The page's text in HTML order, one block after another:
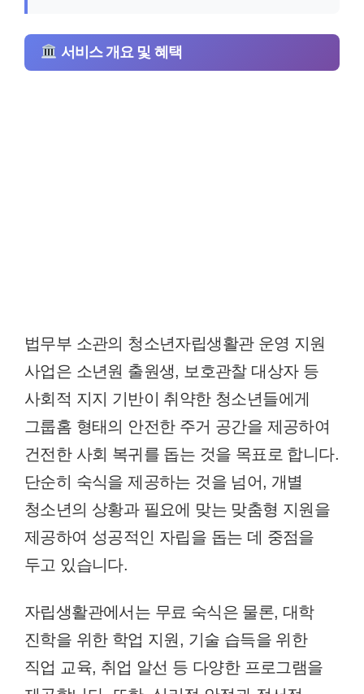
서비스 개요 및 혜택
법무부 소관의 청소년자립생활관 운영 지원
사업은 소년원 출원생, 보호관찰 대상자 등
사회적 지지 기반이 취약한 청소년들에게
그룹홈 형태의 안전한 주거 공간을 제공하여
건전한 사회 복귀를 돕는 것을 목표로 합니다.
단순히 숙식을 제공하는 것을 넘어, 개별
청소년의 상황과 필요에 맞는 맞춤형 지원을
제공하여 성공적인 자립을 돕는 데 중점을
두고 있습니다.
자립생활관에서는 무료 숙식은 물론, 대학
진학을 위한 학업 지원, 기술 습득을 위한
직업 교육, 취업 알선 등 다양한 프로그램을